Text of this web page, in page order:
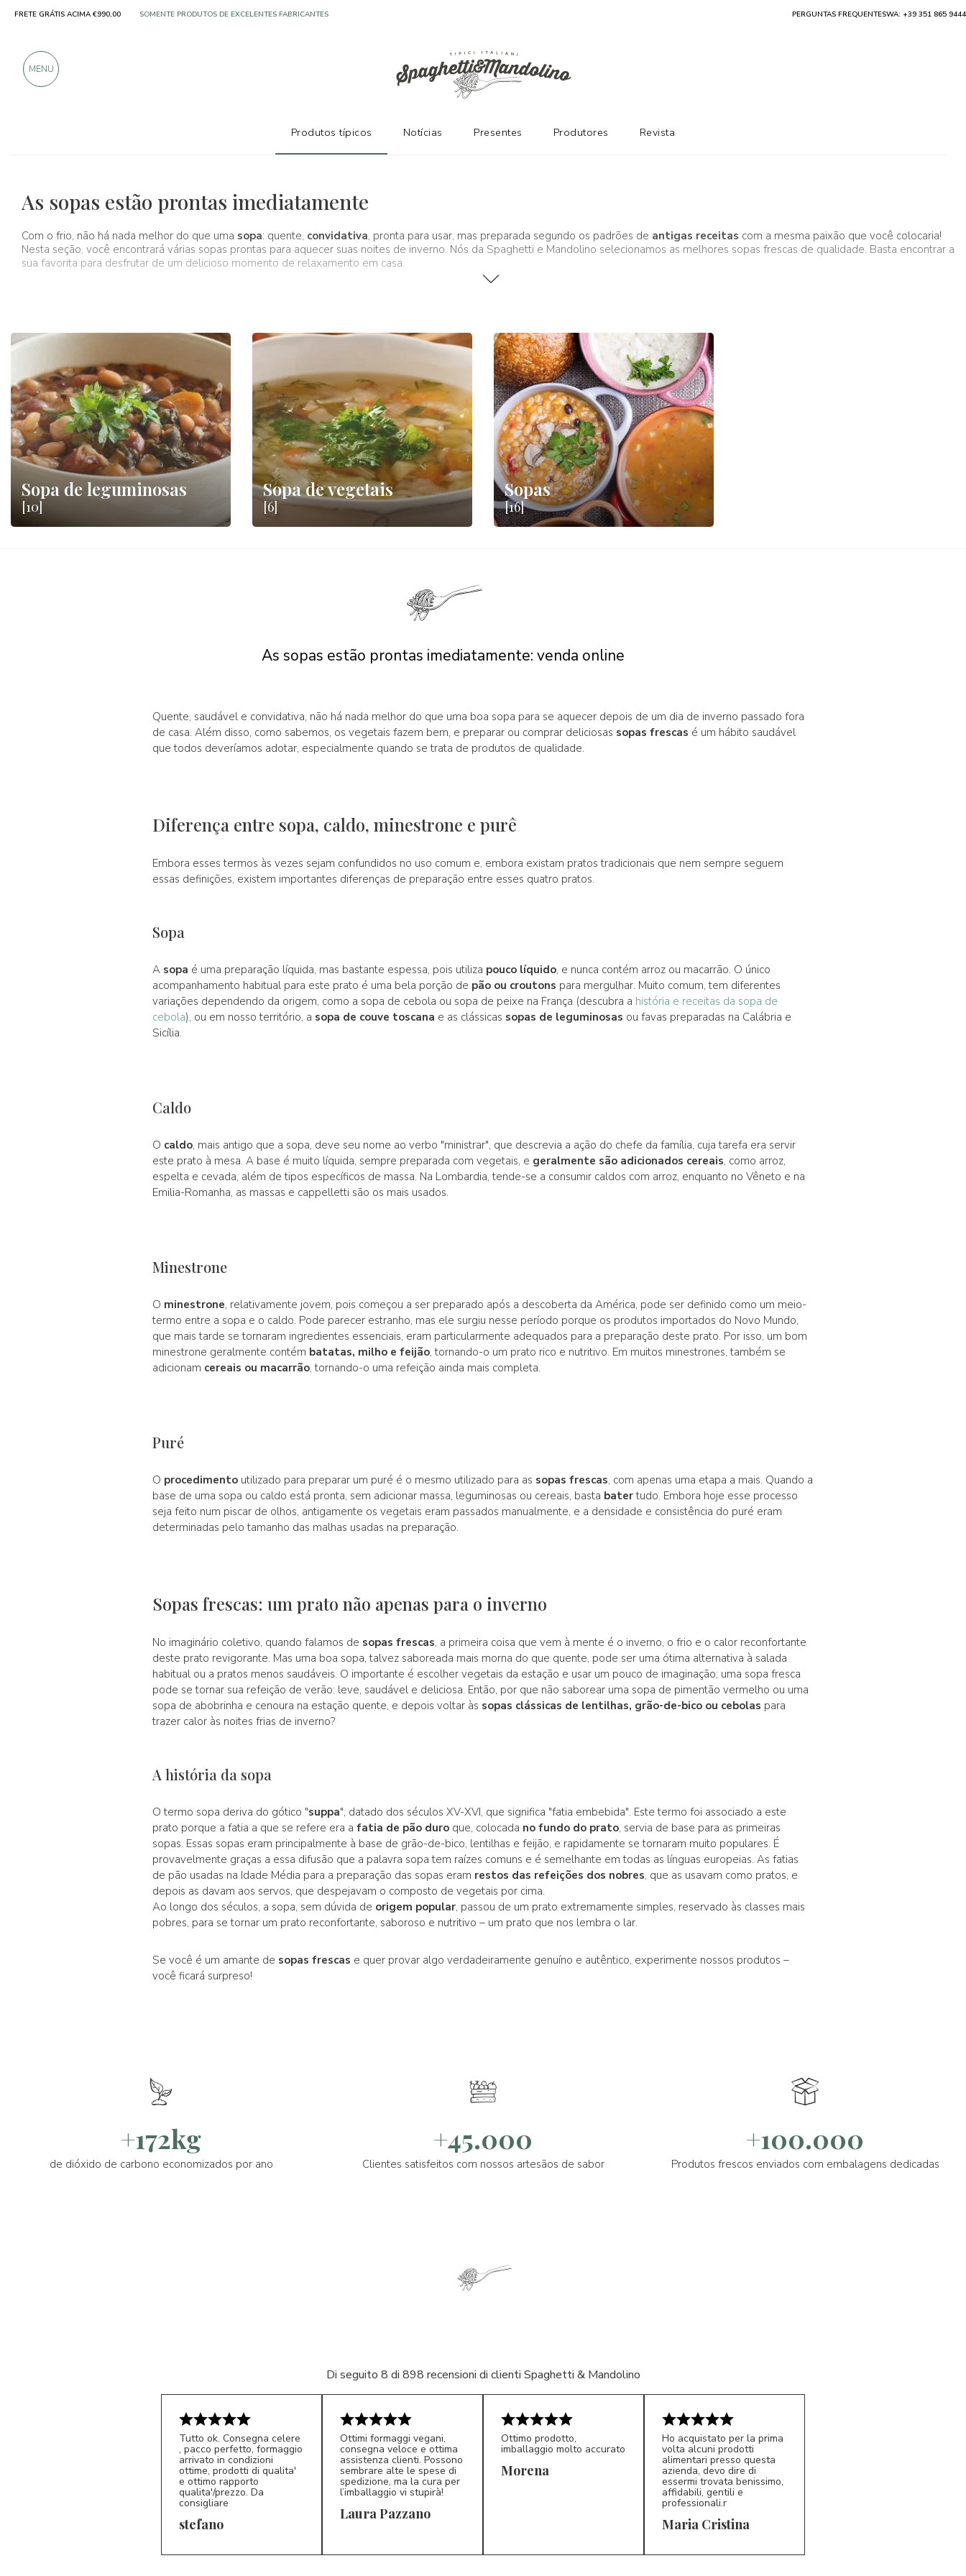
As sopas estão prontas imediatamente
Com o frio, não há nada melhor do que uma sopa: quente, convidativa, pronta para usar, mas preparada segundo os padrões de antigas receitas com a mesma paixão que você colocaria!
Nesta seção, você encontrará várias sopas prontas para aquecer suas noites de inverno. Nós da Spaghetti e Mandolino selecionamos as melhores sopas frescas de qualidade. Basta encontrar a
sua favorita para desfrutar de um delicioso momento de relaxamento em casa.
Sopa de leguminosas
[10]
Sopa de vegetais
[6]
Sopas
[16]
As sopas estão prontas imediatamente: venda online
Quente, saudável e convidativa, não há nada melhor do que uma boa sopa para se aquecer depois de um dia de inverno passado fora
de casa. Além disso, como sabemos, os vegetais fazem bem, e preparar ou comprar deliciosas sopas frescas é um hábito saudável
que todos deveríamos adotar, especialmente quando se trata de produtos de qualidade.
Diferença entre sopa, caldo, minestrone e purê
Embora esses termos às vezes sejam confundidos no uso comum e, embora existam pratos tradicionais que nem sempre seguem
essas definições, existem importantes diferenças de preparação entre esses quatro pratos.
Sopa
A sopa é uma preparação líquida, mas bastante espessa, pois utiliza pouco líquido, e nunca contém arroz ou macarrão. O único
acompanhamento habitual para este prato é uma bela porção de pão ou croutons para mergulhar. Muito comum, tem diferentes
variações dependendo da origem, como a sopa de cebola ou sopa de peixe na França (descubra a história e receitas da sopa de
cebola), ou em nosso território, a sopa de couve toscana e as clássicas sopas de leguminosas ou favas preparadas na Calábria e
Sicília.
Caldo
O caldo, mais antigo que a sopa, deve seu nome ao verbo "ministrar", que descrevia a ação do chefe da família, cuja tarefa era servir
este prato à mesa. A base é muito líquida, sempre preparada com vegetais, e geralmente são adicionados cereais, como arroz,
espelta e cevada, além de tipos específicos de massa. Na Lombardia, tende-se a consumir caldos com arroz, enquanto no Vêneto e na
Emilia-Romanha, as massas e cappelletti são os mais usados.
Minestrone
O minestrone, relativamente jovem, pois começou a ser preparado após a descoberta da América, pode ser definido como um meio-
termo entre a sopa e o caldo. Pode parecer estranho, mas ele surgiu nesse período porque os produtos importados do Novo Mundo,
que mais tarde se tornaram ingredientes essenciais, eram particularmente adequados para a preparação deste prato. Por isso, um bom
minestrone geralmente contém batatas, milho e feijão, tornando-o um prato rico e nutritivo. Em muitos minestrones, também se
adicionam cereais ou macarrão, tornando-o uma refeição ainda mais completa.
Puré
O procedimento utilizado para preparar um puré é o mesmo utilizado para as sopas frescas, com apenas uma etapa a mais. Quando a
base de uma sopa ou caldo está pronta, sem adicionar massa, leguminosas ou cereais, basta batertudo. Embora hoje esse processo
seja feito num piscar de olhos, antigamente os vegetais eram passados manualmente, e a densidade e consistência do puré eram
determinadas pelo tamanho das malhas usadas na preparação.
Sopas frescas: um prato não apenas para o inverno
No imaginário coletivo, quando falamos de sopas frescas, a primeira coisa que vem à mente é o inverno, o frio e o calor reconfortante
deste prato revigorante. Mas uma boa sopa, talvez saboreada mais morna do que quente, pode ser uma ótima alternativa à salada
habitual ou a pratos menos saudáveis. O importante é escolher vegetais da estação e usar um pouco de imaginação; uma sopa fresca
pode se tornar sua refeição de verão: leve, saudável e deliciosa. Então, por que não saborear uma sopa de pimentão vermelho ou uma
sopa de abobrinha e cenoura na estação quente, e depois voltar às sopas clássicas de lentilhas, grão-de-bico ou cebolas para
trazer calor às noites frias de inverno?
A história da sopa
O termo sopa deriva do gótico "suppa", datado dos séculos XV-XVI, que significa "fatia embebida". Este termo foi associado a este
prato porque a fatia a que se refere era afatia de pão duro que, colocada no fundo do prato, servia de base para as primeiras
sopas. Essas sopas eram principalmente à base de grão-de-bico, lentilhas e feijão, e rapidamente se tornaram muito populares. É
provavelmente graças a essa difusão que a palavra sopa tem raízes comuns e é semelhante em todas as línguas europeias. As fatias
de pão usadas na Idade Média para a preparação das sopas eram restos das refeições dos nobres, que as usavam como pratos, e
depois as davam aos servos, que despejavam o composto de vegetais por cima.
Ao longo dos séculos, a sopa, sem dúvida de origem popular, passou de um prato extremamente simples, reservado às classes mais
pobres, para se tornar um prato reconfortante, saboroso e nutritivo – um prato que nos lembra o lar.
Se você é um amante de sopas frescas e quer provar algo verdadeiramente genuíno e autêntico, experimente nossos produtos –
você ficará surpreso!
+172kg
de dióxido de carbono economizados por ano
+45.000
Clientes satisfeitos com nossos artesãos de sabor
+100.000
Produtos frescos enviados com embalagens dedicadas
Di seguito 8 di 898 recensioni di clienti Spaghetti & Mandolino
S*
Tutto ok. Consegna celere
, pacco perfetto, formaggio
arrivato in condizioni
ottime, prodotti di qualita'
e ottimo rapporto
qualita'/prezzo. Da
consigliare
stefano LP 5/5
Ottimi formaggi vegani,
consegna veloce e ottima
assistenza clienti. Possono
sembrare alte le spese di
spedizione, ma la cura per
l’imballaggio vi stupirà!
Laura Pazzano
Ottimo prodotto,
imballaggio molto accurato
Morena
MC 5/5
Ho acquistato per la prima
volta alcuni prodotti
alimentari presso questa
azienda, devo dire di
essermi trovata benissimo,
affidabili, gentili e
professionali.r
Maria Cristina
FRETE GRÁTIS ACIMA €990,00 SOMENTE PRODUTOS DE EXCELENTES FABRICANTES PERGUNTAS FREQUENTESWA: +39 351 865 9444
MENU
Produtos típicos Notícias Presentes Produtores Revista